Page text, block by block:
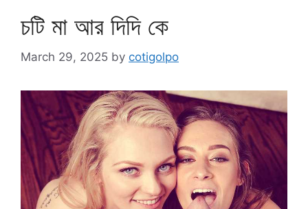
চটি মা আর দিদি কে
March 29, 2025 by cotigolpo